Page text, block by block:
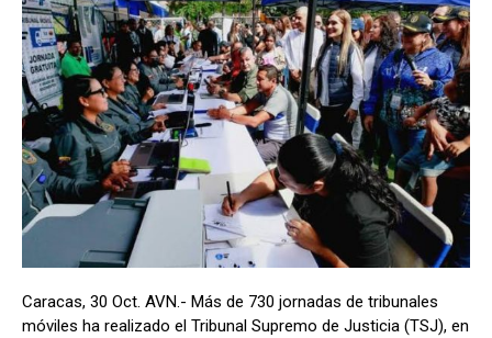
Caracas, 30 Oct. AVN.- Más de 730 jornadas de tribunales
móviles ha realizado el Tribunal Supremo de Justicia (TSJ), en